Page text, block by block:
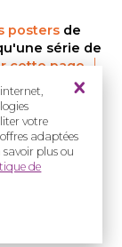
votre
adaptées
plus ou
de
posters de
série de
cette page
ou
virtuelles